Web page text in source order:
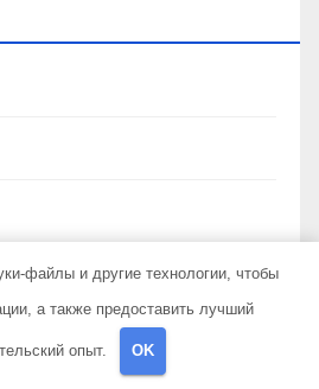
файлы и другие технологии, чтобы
а также предоставить лучший
опыт. OK